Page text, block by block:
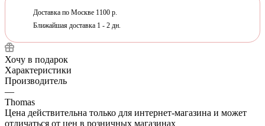
Доставка по Москве 1100 р.
Ближайшая доставка 1 - 2 дн.
Хочу в подарок
Характеристики
Производитель
—
Thomas
Цена действительна только для интернет-магазина и может
отличаться от цен в розничных магазинах